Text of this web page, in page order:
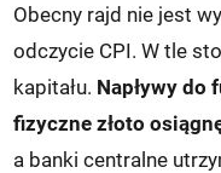
Obecny rajd nie jest
odczycie CPI. W tle
kapitału. Napływy do
fizyczne złoto
a banki centralne